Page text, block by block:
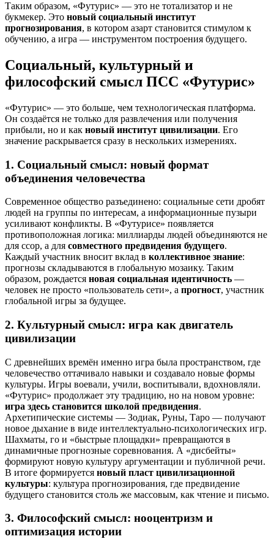
Таким образом, «Футурис» — это не тотализатор и не
букмекер. Это новый социальный институт
прогнозирования, в котором азарт становится стимулом к
обучению, а игра — инструментом построения будущего.
Социальный, культурный и
философский смысл ПСС «Футурис»
«Футурис» — это больше, чем технологическая платформа.
Он создаётся не только для развлечения или получения
прибыли, но и как новый институт цивилизации. Его
значение раскрывается сразу в нескольких измерениях.
1. Социальный смысл: новый формат
объединения человечества
Современное общество разъединено: социальные сети дробят
людей на группы по интересам, а информационные пузыри
усиливают конфликты. В «Футурисе» появляется
противоположная логика: миллиарды людей объединяются не
для ссор, а для совместного предвидения будущего.
Каждый участник вносит вклад в коллективное знание:
прогнозы складываются в глобальную мозаику. Таким
образом, рождается новая социальная идентичность —
человек не просто «пользователь сети», а прогност, участник
глобальной игры за будущее.
2. Культурный смысл: игра как двигатель
цивилизации
С древнейших времён именно игра была пространством, где
человечество оттачивало навыки и создавало новые формы
культуры. Игры воевали, учили, воспитывали, вдохновляли.
«Футурис» продолжает эту традицию, но на новом уровне:
игра здесь становится школой предвидения.
Архетипические системы — Зодиак, Руны, Таро — получают
новое дыхание в виде интеллектуально‑психологических игр.
Шахматы, го и «быстрые площадки» превращаются в
динамичные прогнозные соревнования. А «дисбейты»
формируют новую культуру аргументации и публичной речи.
В итоге формируется новый пласт цивилизационной
культуры: культура прогнозирования, где предвидение
будущего становится столь же массовым, как чтение и письмо.
3. Философский смысл: нооцентризм и
оптимизация истории